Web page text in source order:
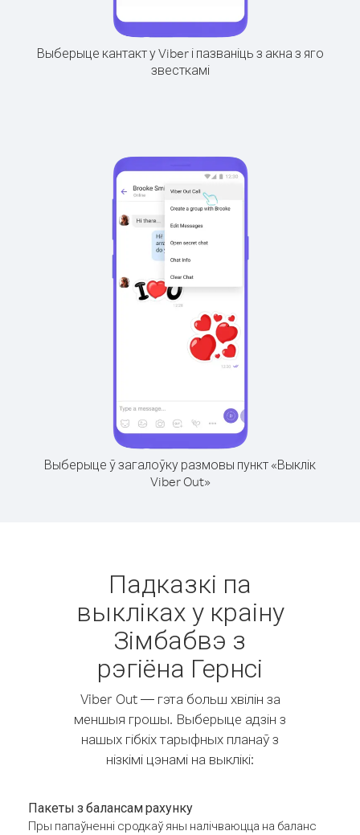
Выберыце кантакт у Viber і пазваніць з акна з яго
звесткамі
Выберыце ў загалоўку размовы пункт «Выклік
Viber Out»
Падказкі па
выкліках у краіну
Зімбабвэ з
рэгіёна Гернсі
Viber Out — гэта больш хвілін за
меншыя грошы. Выберыце адзін з
нашых гібкіх тарыфных планаў з
нізкімі цэнамі на выклікі:
Пакеты з балансам рахунку
Пры папаўненні сродкаў яны налічваюцца на баланс